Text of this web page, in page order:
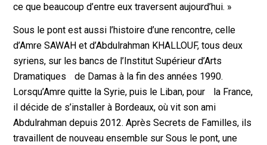
ce que beaucoup d’entre eux traversent aujourd’hui. »
Sous le pont est aussi l’histoire d’une rencontre, celle
d’Amre SAWAH et d’Abdulrahman KHALLOUF, tous deux
syriens, sur les bancs de l’Institut Supérieur d’Arts
Dramatiques de Damas à la fin des années 1990.
Lorsqu’Amre quitte la Syrie, puis le Liban, pour la France,
il décide de s’installer à Bordeaux, où vit son ami
Abdulrahman depuis 2012. Après Secrets de Familles, ils
travaillent de nouveau ensemble sur Sous le pont, une